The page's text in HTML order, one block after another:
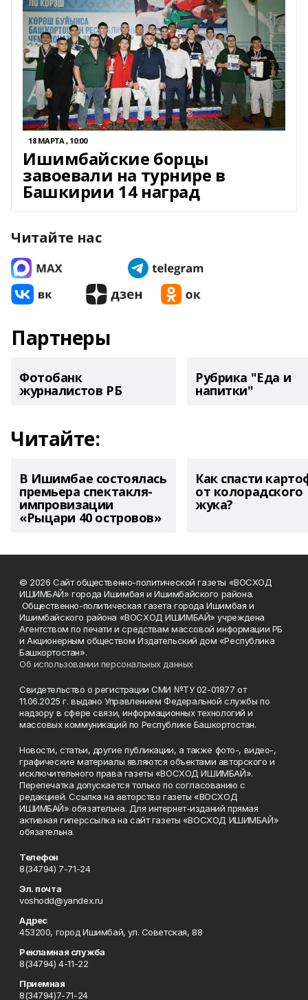
18 МАРТА , 10:00
Ишимбайские борцы
завоевали на турнире в
Башкирии 14 наград
Читайте нас
Партнеры
Фотобанк
журналистов РБ
Рубрика "Еда и
напитки"
Читайте:
В Ишимбае состоялась
премьера спектакля-
импровизации
«Рыцари 40 островов»
Как спасти
от колорадского
жука?
© 2026 Сайт общественно-политической газеты «ВОСХОД
ИШИМБАЙ» города Ишимбая и Ишимбайского района.
Общественно-политическая газета города Ишимбая и
Ишимбайского района «ВОСХОД ИШИМБАЙ» учреждена
Агентством по печати и средствам массовой информации РБ
и Акционерным обществом Издательский дом «Республика
Башкортостан».
Об использовании персональных данных
Свидетельство о регистрации СМИ №ТУ 02-01877 от
11.06.2025 г. выдано Управлением Федеральной службы по
надзору в сфере связи, информационных технологий и
массовых коммуникаций по Республике Башкортостан.
Новости, статьи, другие публикации, а также фото-, видео-,
графические материалы являются объектами авторского и
исключительного права газеты «ВОСХОД ИШИМБАЙ».
Перепечатка допускается только по согласованию с
редакцией. Ссылка на авторство газеты «ВОСХОД
ИШИМБАЙ» обязательна. Для интернет-изданий прямая
активная гиперссылка на сайт газеты «ВОСХОД ИШИМБАЙ»
обязательна.
Телефон
8(34794) 7-71-24
Эл. почта
voshodd@yandex.ru
Адрес
453200, город Ишимбай, ул. Советская, 88
Рекламная служба
8(34794) 4-11-22
Приемная
8(34794)7-71-24